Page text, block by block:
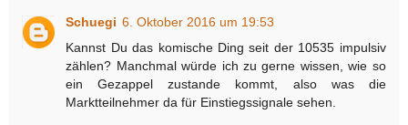
Schuegi 6. Oktober 2016 um 19:53
Kannst Du das komische Ding seit der 10535 impulsiv
zählen? Manchmal würde ich zu gerne wissen, wie so
ein Gezappel zustande kommt, also was die
Marktteilnehmer da für Einstiegssignale sehen.